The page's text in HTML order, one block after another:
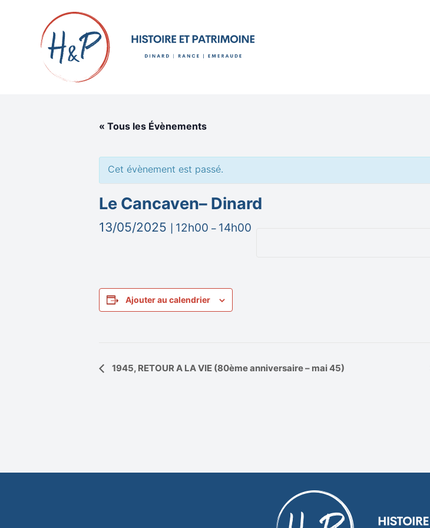
« Tous les Évènements
Cet évènement est passé.
Le Cancaven– Dinard
13/05/2025 12h00 – 14h00
Ajouter au calendrier
Navigation
1945, RETOUR A LA VIE (80ème anniversaire – mai 45)